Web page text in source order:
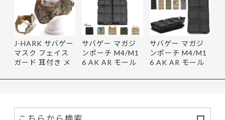
J-HARK サバゲー
マスク フェイス
ガード 耳付き メ
サバゲー マガジ
ンポーチ M4/M1
6 AK AR モール
サバゲー マガジ
ンポーチ M4/M1
6 AK AR モール